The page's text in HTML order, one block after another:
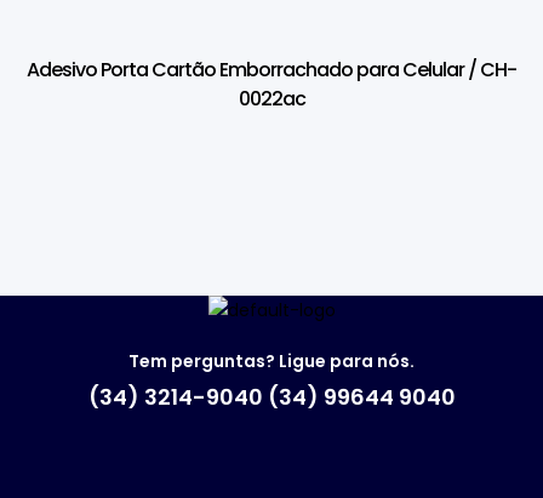
Adesivo Porta Cartão Emborrachado para Celular / CH-
0022ac
Tem perguntas? Ligue para nós.
(34) 3214-9040 (34) 99644 9040